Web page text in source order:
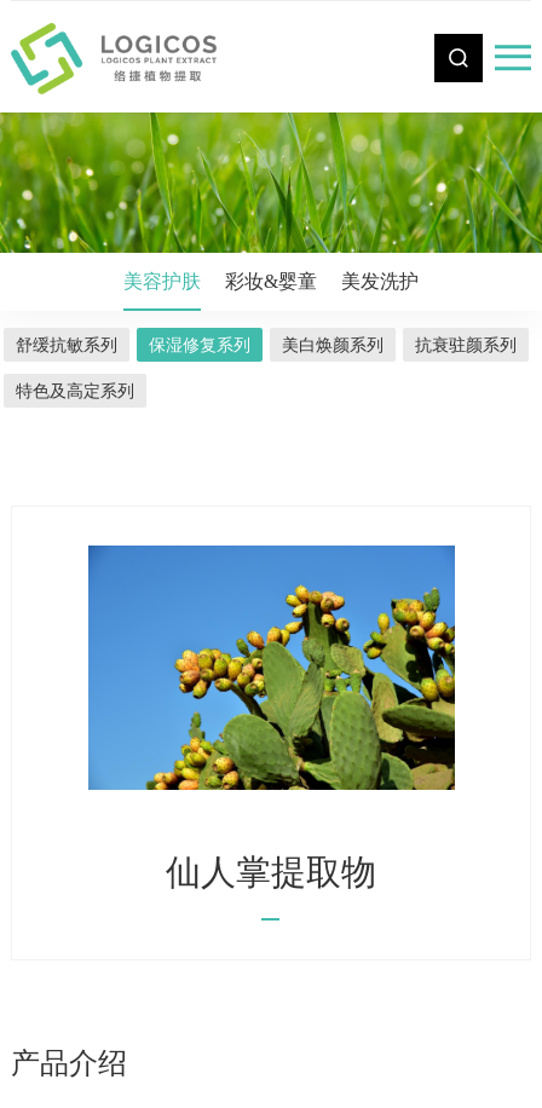
美容护肤 彩妆&婴童 美发洗护
舒缓抗敏系列 保湿修复系列 美白焕颜系列 抗衰驻颜系列
特色及高定系列
仙人掌提取物
产品介绍